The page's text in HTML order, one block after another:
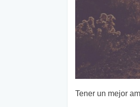
Tener un mejor